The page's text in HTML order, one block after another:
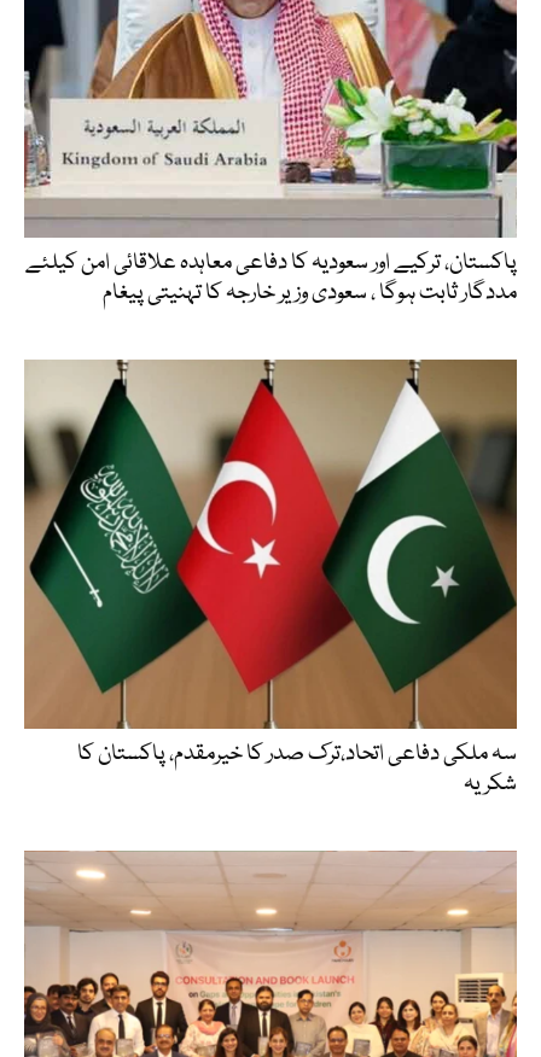
پاکستان، ترکیے اور سعودیہ کا دفاعی معاہدہ علاقائی امن کیلئے
مددگار ثابت ہوگا ، سعودی وزیر خارجہ کا تہنیتی پیغام
سہ ملکی دفاعی اتحاد،ترک صدر کا خیرمقدم، پاکستان کا
شکریہ